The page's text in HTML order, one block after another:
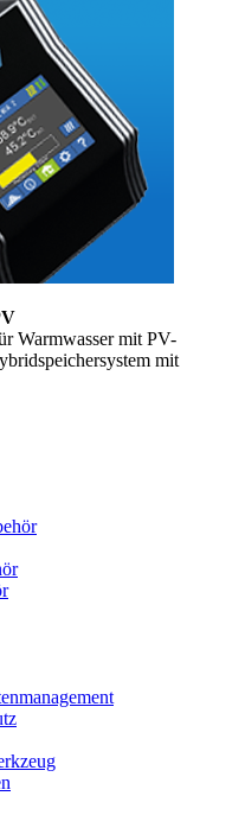
Warmwasser mit PV-
mit